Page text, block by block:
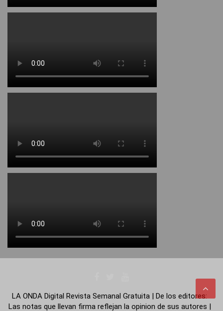
LA ONDA Digital Revista Semanal Gratuita | De los editores:
Las notas que llevan firma reflejan la opinion de sus autores |